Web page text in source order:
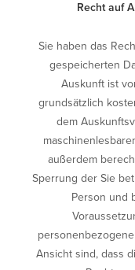
Recht auf
Sie haben das
gespeicherten
Auskunft ist
grundsätzlich
dem
außerdem
Sperrung der Sie
Person und
Ansicht sind, dass